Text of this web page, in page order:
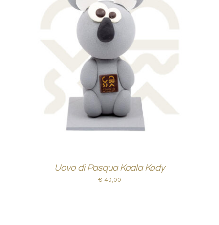
AGGIUNGI AL CARRELLO
DETTAGLI
Uovo di Pasqua Koala Kody
€ 40,00